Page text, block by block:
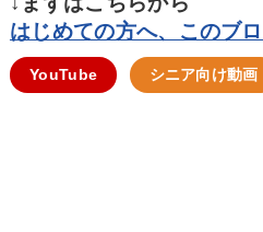
はじめての方へ、このブ
YouTube シニア向け動画